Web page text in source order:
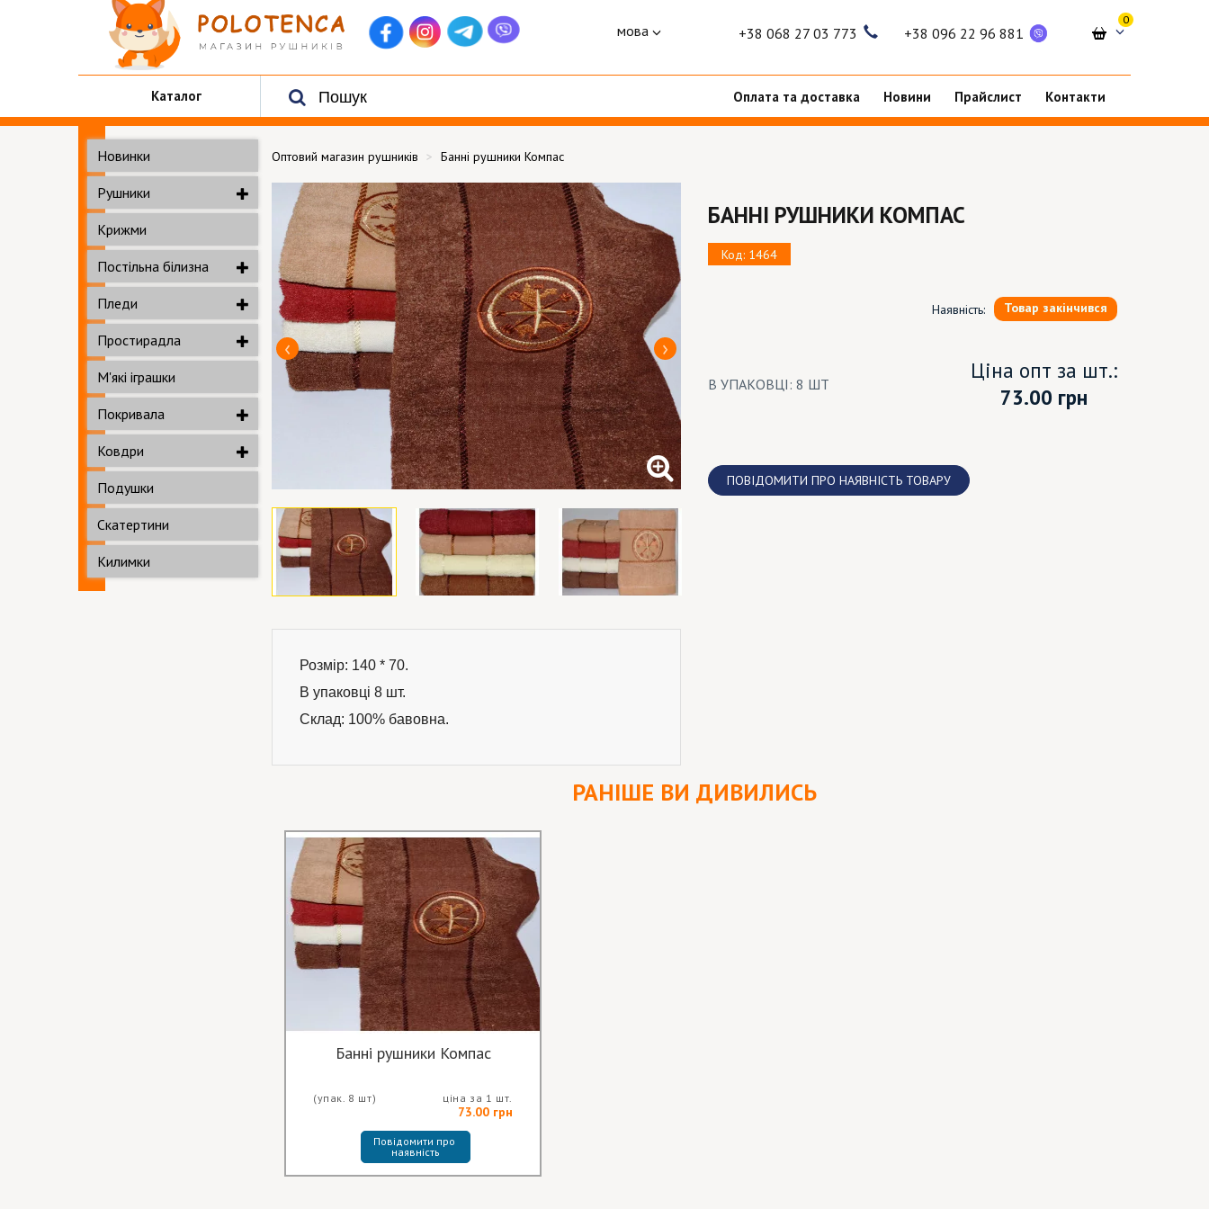
мова +38 068 27 03 773 +38 096 22 96 881
0
Каталог Оплата та доставка Новини Прайслист Контакти
Новинки
Рушники
Крижми
Постільна білизна
Пледи
Простирадла
М'які іграшки
Покривала
Ковдри
Подушки
Скатертини
Килимки
Оптовий магазин рушників Банні рушники Компас
Розмір: 140 * 70.
В упаковці 8 шт.
Склад: 100% бавовна.
БАННІ РУШНИКИ КОМПАС
Код: 1464
Наявність: Товар закінчився
В УПАКОВЦІ: 8 ШТ
Ціна опт за шт.:
73.00 грн
ПОВІДОМИТИ ПРО НАЯВНІСТЬ ТОВАРУ
РАНІШЕ ВИ ДИВИЛИСЬ
Банні рушники Компас
(упак. 8 шт) ціна за 1 шт.
73.00 грн
Повідомити про
наявність